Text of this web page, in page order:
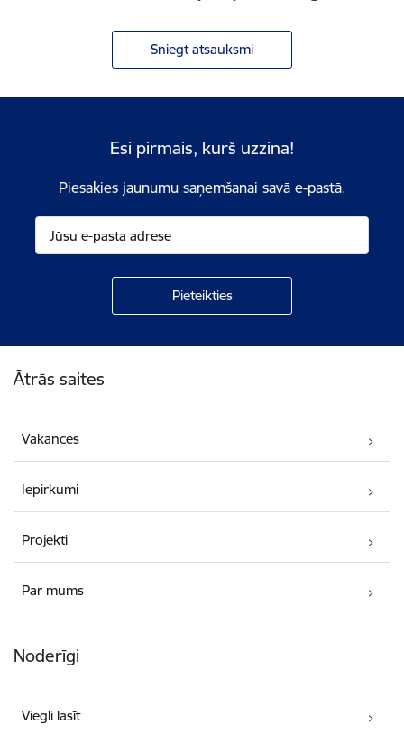
Sniegt atsauksmi
Esi pirmais, kurš uzzina!
Piesakies jaunumu saņemšanai savā e-pastā.
Ātrās saites
Vakances
Iepirkumi
Projekti
Par mums
Noderīgi
Viegli lasīt